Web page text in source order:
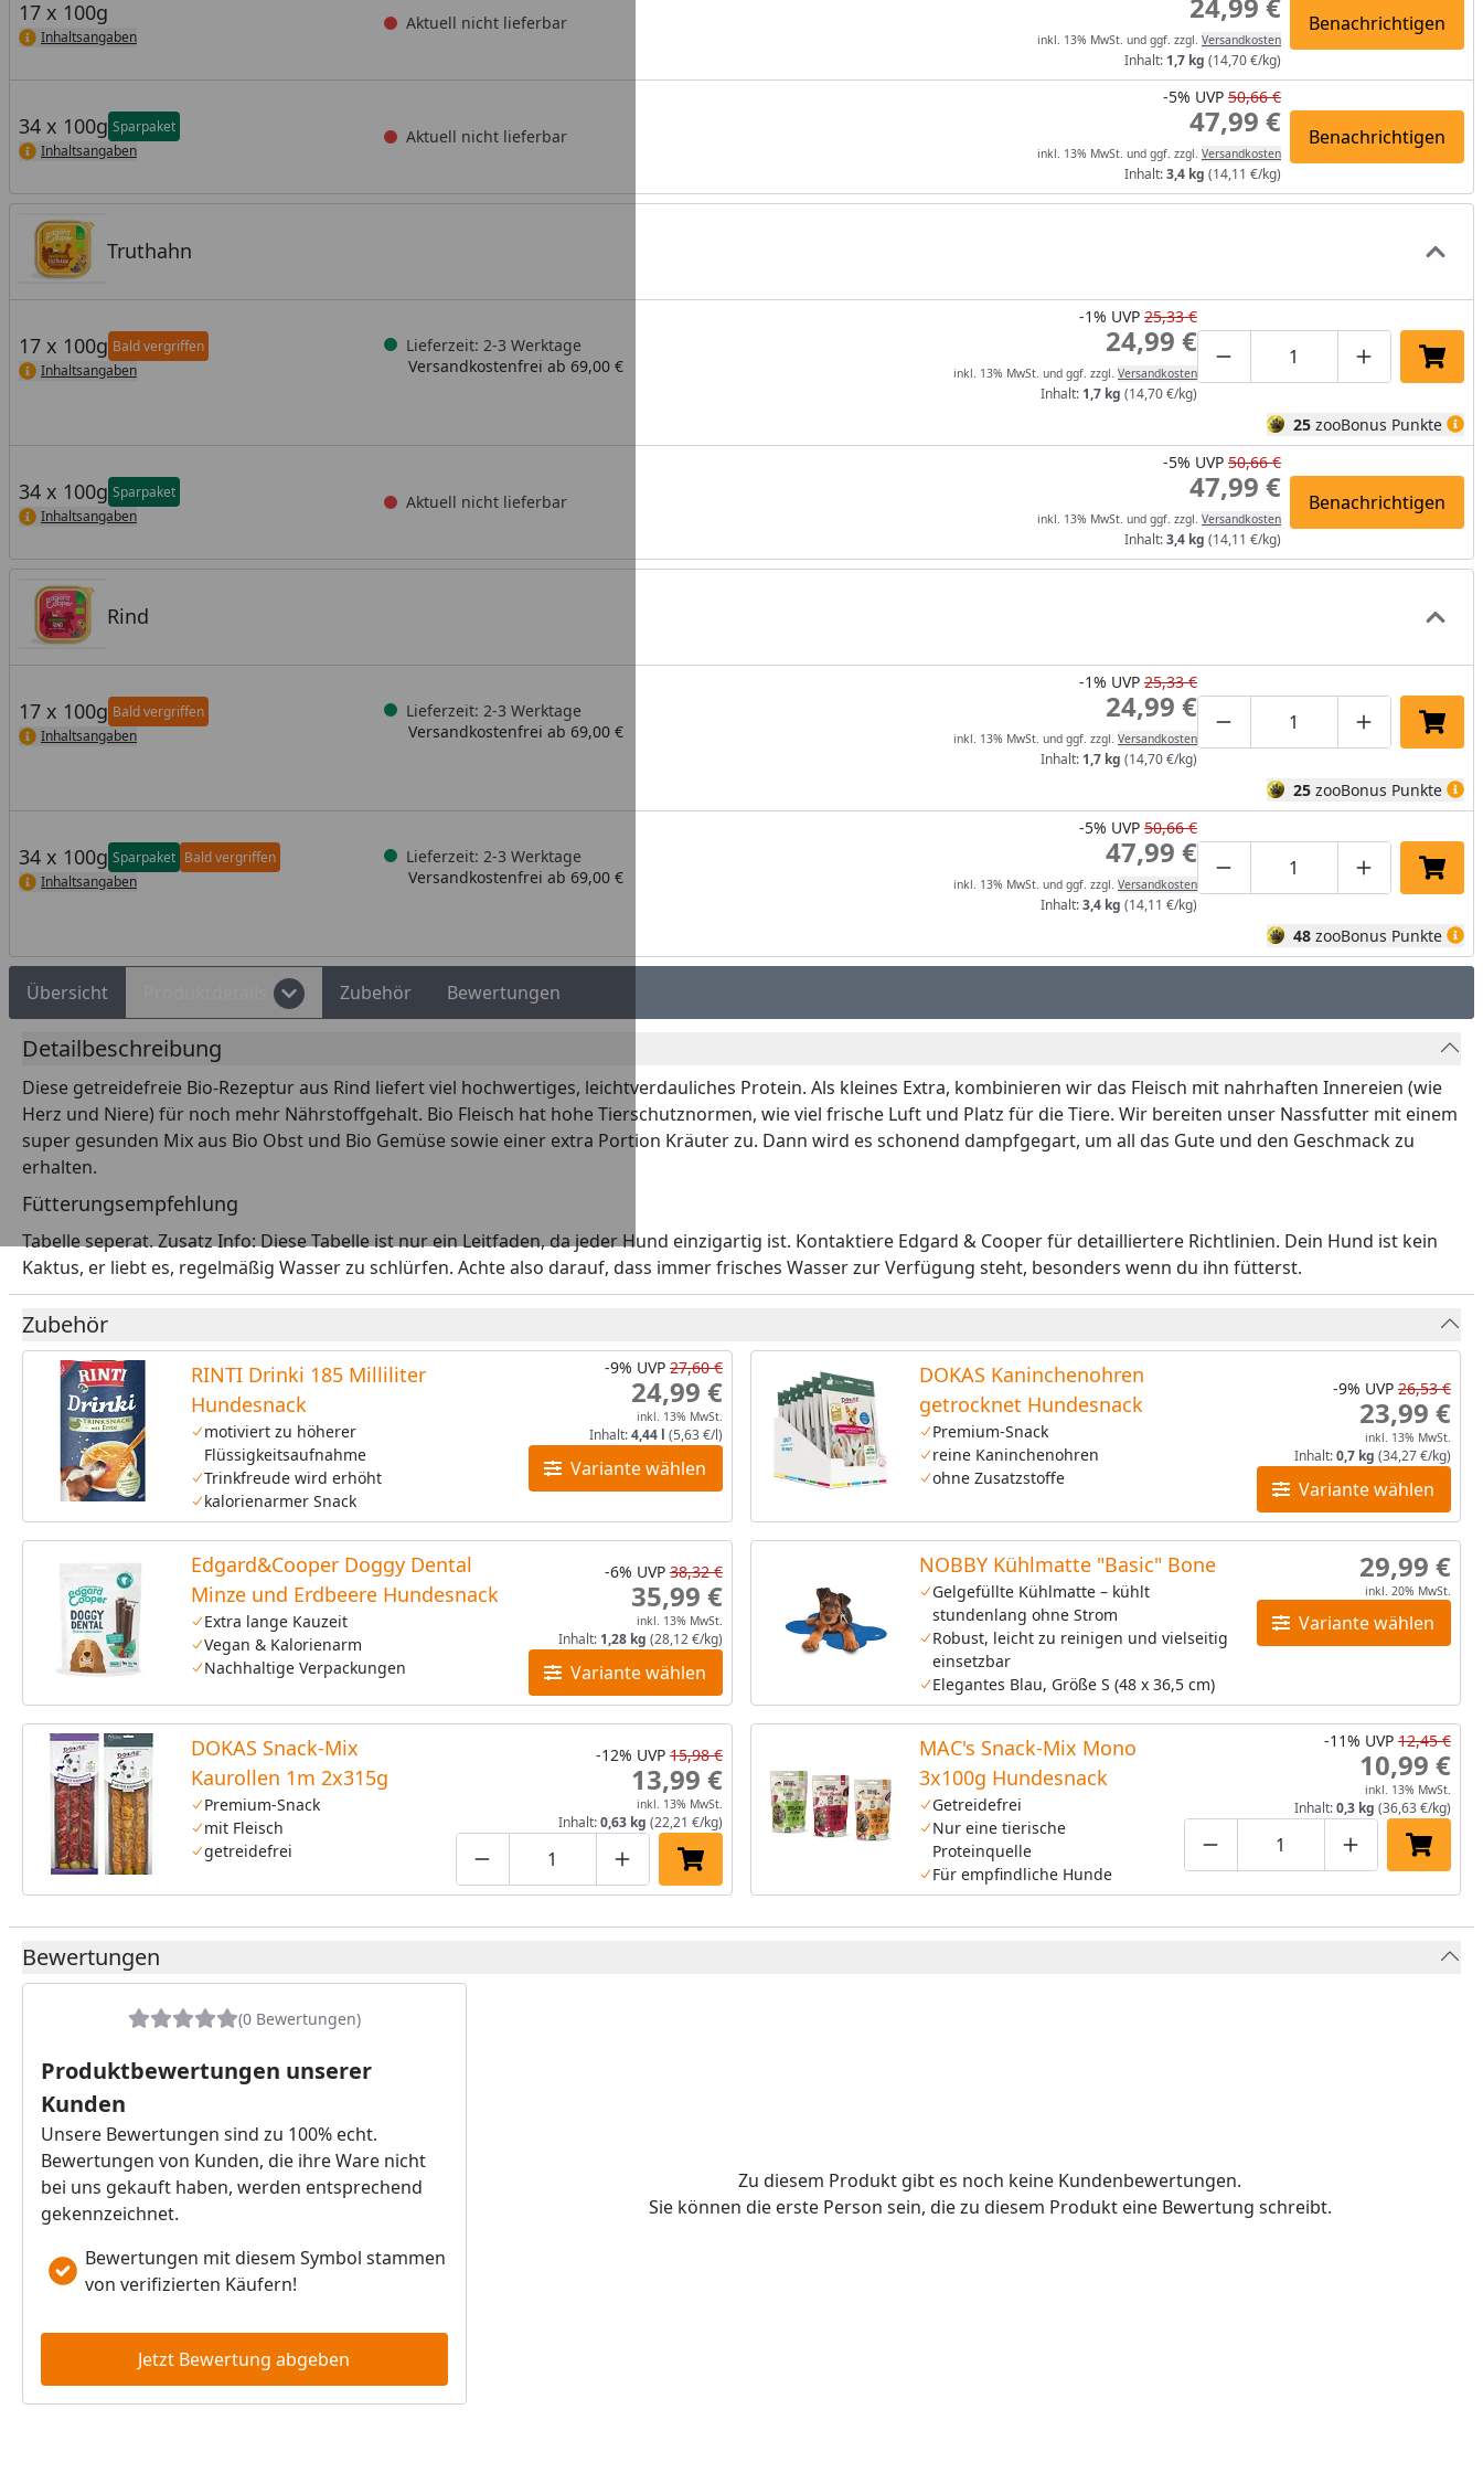
17 x 100g
Inhaltsangaben
Aktuell nicht lieferbar
inkl. 13% MwSt. und ggf. zzgl. Versandkosten
Inhalt: 1,7 kg (14,70 €/kg)
Benachrichtigen
34 x 100g Sparpaket
Inhaltsangaben
Aktuell nicht lieferbar
-5% UVP 50,66 €
47,99 €
inkl. 13% MwSt. und ggf. zzgl. Versandkosten
Inhalt:3,4 kg (14,11 €/kg)
Benachrichtigen
Truthahn
17 x 100g Bald vergriffen
Inhaltsangaben
Lieferzeit: 2-3 Werktage
Versandkostenfrei ab 69,00 €
-1% UVP 25,33 €
24,99 €
inkl. 13% MwSt. und ggf. zzgl. Versandkosten
Inhalt: 1,7 kg (14,70 €/kg)
Produktmenge um eins
Produktmenge In
25 zooBonus Punkte
34 x 100g Sparpaket
Inhaltsangaben
Aktuell nicht lieferbar
-5% UVP 50,66 €
47,99 €
inkl. 13% MwSt. und ggf. zzgl. Versandkosten
Inhalt:3,4 kg (14,11 €/kg)
Benachrichtigen
Rind
17 x 100g Bald vergriffen
Inhaltsangaben
Lieferzeit: 2-3 Werktage
Versandkostenfrei ab 69,00 €
-1% UVP 25,33 €
24,99 €
inkl. 13% MwSt. und ggf. zzgl. Versandkosten
Inhalt: 1,7 kg (14,70 €/kg)
Produktmenge um eins
Produktmenge In
25 zooBonus Punkte
34 x 100g Sparpaket Bald vergriffen
Inhaltsangaben
Lieferzeit: 2-3 Werktage
Versandkostenfrei ab 69,00 €
-5% UVP 50,66 €
47,99 €
inkl. 13% MwSt. und ggf. zzgl. Versandkosten
Inhalt:3,4 kg (14,11 €/kg)
Produktmenge um eins
Produktmenge In
48 zooBonus Punkte
Übersicht Zubehör Bewertungen
Detailbeschreibung
Diese getreidefreie Bio-Rezeptur aus Rind liefert viel hochwertiges, leichtverdauliches Protein. Als kleines Extra, kombinieren wir das Fleisch mit nahrhaften Innereien (wie
Herz und Niere) für noch mehr Nährstoffgehalt. Bio Fleisch hat hohe Tierschutznormen, wie viel frische Luft und Platz für die Tiere. Wir bereiten unser Nassfutter mit einem
super gesunden Mix aus Bio Obst und Bio Gemüse sowie einer extra Portion Kräuter zu. Dann wird es schonend dampfgegart, um all das Gute und den Geschmack zu
erhalten.
Fütterungsempfehlung
Tabelle seperat. Zusatz Info: Diese Tabelle ist nur ein Leitfaden, da jeder Hund einzigartig ist. Kontaktiere Edgard & Cooper für detailliertere Richtlinien. Dein Hund ist kein
Kaktus, er liebt es, regelmäßig Wasser zu schlürfen. Achte also darauf, dass immer frisches Wasser zur Verfügung steht, besonders wenn du ihn fütterst.
Zubehör
RINTI Drinki 185 Milliliter
Hundesnack
motiviert zu höherer
Flüssigkeitsaufnahme
Trinkfreude wird erhöht
kalorienarmer Snack
Variante wählen
-9% UVP 27,60 €
24,99 €
inkl. 13% MwSt.
Inhalt:4,44 l (5,63 €/l)
DOKAS Kaninchenohren
getrocknet Hundesnack
Premium-Snack
reine Kaninchenohren
ohne Zusatzstoffe
Variante wählen
-9% UVP 26,53 €
23,99 €
inkl. 13% MwSt.
Inhalt:0,7 kg (34,27 €/kg)
Edgard&Cooper Doggy Dental
Minze und Erdbeere Hundesnack
Extra lange Kauzeit
Vegan & Kalorienarm
Nachhaltige Verpackungen
Variante wählen
-6% UVP 38,32 €
35,99 €
inkl. 13% MwSt.
Inhalt: 1,28 kg (28,12 €/kg)
NOBBY Kühlmatte "Basic" Bone
Gelgefüllte Kühlmatte – kühlt
stundenlang ohne Strom
Robust, leicht zu reinigen und vielseitig
einsetzbar
Elegantes Blau, Größe S (48 x 36,5 cm)
Variante wählen
29,99 €
inkl. 20% MwSt.
DOKAS Snack-Mix
Kaurollen 1m 2x315g
Premium-Snack
mit Fleisch
getreidefrei
Produktmenge um eins verringern
Produktmenge manuell eingeben
Produktmenge um eins erhöhen
In den Einkaufswagen legen
-12% UVP 15,98 €
13,99 €
inkl. 13% MwSt.
Inhalt:0,63 kg (22,21 €/kg)
MAC's Snack-Mix Mono
3x100g Hundesnack
Getreidefrei
Nur eine tierische
Proteinquelle
Für empfindliche Hunde
Produktmenge um eins
Produktmenge manuell
Produktmenge
In den
-11% UVP 12,45 €
10,99 €
inkl. 13% MwSt.
Inhalt:0,3 kg (36,63 €/kg)
Bewertungen
(0 Bewertungen)
Produktbewertungen unserer
Kunden
Unsere Bewertungen sind zu 100% echt.
Bewertungen von Kunden, die ihre Ware nicht
bei uns gekauft haben, werden entsprechend
gekennzeichnet.
Bewertungen mit diesem Symbol stammen
von verifizierten Käufern!
Jetzt Bewertung abgeben
Zu diesem Produkt gibt es noch keine Kundenbewertungen.
Sie können die erste Person sein, die zu diesem Produkt eine Bewertung schreibt.